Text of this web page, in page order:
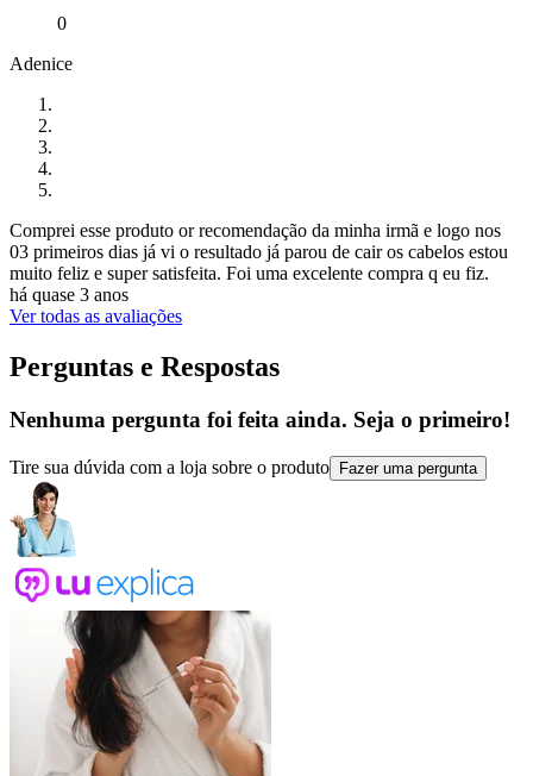
0
Adenice
Comprei esse produto or recomendação da minha irmã e logo nos
03 primeiros dias já vi o resultado já parou de cair os cabelos estou
muito feliz e super satisfeita. Foi uma excelente compra q eu fiz.
há quase 3 anos
Ver todas as avaliações
Perguntas e Respostas
Nenhuma pergunta foi feita ainda. Seja o primeiro!
Tire sua dúvida com a loja sobre o produto Fazer uma pergunta